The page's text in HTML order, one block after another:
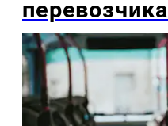
перевозчика